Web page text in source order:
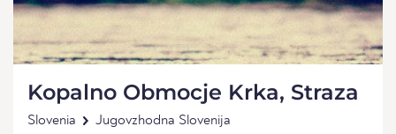
Kopalno Obmocje Krka, Straza
Slovenia Jugovzhodna Slovenija